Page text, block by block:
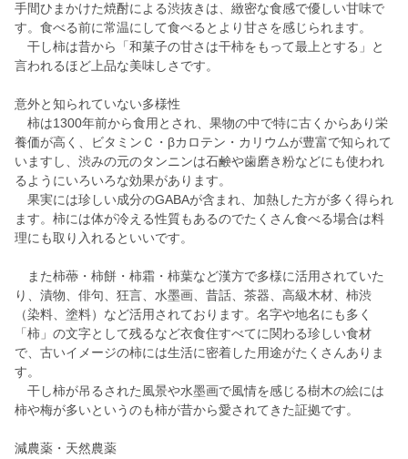
手間ひまかけた焼酎による渋抜きは、緻密な食感で優しい甘味で
す。食べる前に常温にして食べるとより甘さを感じられます。
干し柿は昔から「和菓子の甘さは干柿をもって最上とする」と
言われるほど上品な美味しさです。
意外と知られていない多様性
柿は1300年前から食用とされ、果物の中で特に古くからあり栄
養価が高く、ビタミンＣ・βカロテン・カリウムが豊富で知られて
いますし、渋みの元のタンニンは石鹸や歯磨き粉などにも使われ
るようにいろいろな効果があります。
果実には珍しい成分のGABAが含まれ、加熱した方が多く得られ
ます。柿には体が冷える性質もあるのでたくさん食べる場合は料
理にも取り入れるといいです。
また柿蔕・柿餅・柿霜・柿葉など漢方で多様に活用されていた
り、漬物、俳句、狂言、水墨画、昔話、茶器、高級木材、柿渋
（染料、塗料）など活用されております。名字や地名にも多く
「柿」の文字として残るなど衣食住すべてに関わる珍しい食材
で、古いイメージの柿には生活に密着した用途がたくさんありま
す。
干し柿が吊るされた風景や水墨画で風情を感じる樹木の絵には
柿や梅が多いというのも柿が昔から愛されてきた証拠です。
減農薬・天然農薬